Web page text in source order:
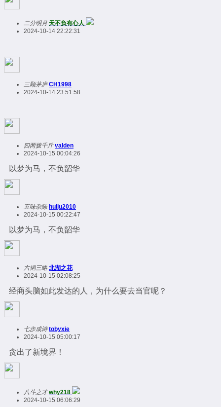
二分明月 天不负有心人
2024-10-14 22:22:31
三顾茅庐 CH1998
2024-10-14 23:51:58
四两拨千斤 valden
2024-10-15 00:04:26
以梦为马，不负韶华
五味杂陈 huiju2010
2024-10-15 00:22:47
以梦为马，不负韶华
六韬三略 北湖之花
2024-10-15 02:08:25
经商头脑如此发达的人，为什么要去当官呢？
七步成诗 tobyxie
2024-10-15 05:00:17
贪出了新境界！
八斗之才 why218
2024-10-15 06:06:29